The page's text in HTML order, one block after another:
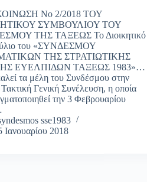
Νο 2/2018 ΤΟΥ
ΣΥΜΒΟΥΛΙΟΥ ΤΟΥ
ΤΗΣ ΤΑΞΕΩΣ Το Διοικητικό
του «ΣΥΝΔΕΣΜΟΥ
ΤΗΣ ΣΤΡΑΤΙΩΤΙΚΗΣ
ΕΥΕΛΠΙΔΩΝ ΤΑΞΕΩΣ 1983»…
τα μέλη του Συνδέσμου στην
Τακτική Γενική Συνέλευση, η οποία
την 3 Φεβρουαρίου
sse1983
Ιανουαρίου 2018